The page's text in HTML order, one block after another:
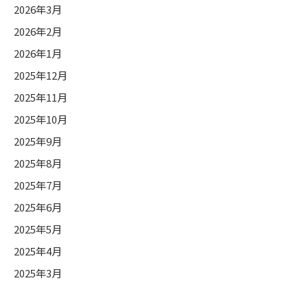
2026年3月
2026年2月
2026年1月
2025年12月
2025年11月
2025年10月
2025年9月
2025年8月
2025年7月
2025年6月
2025年5月
2025年4月
2025年3月